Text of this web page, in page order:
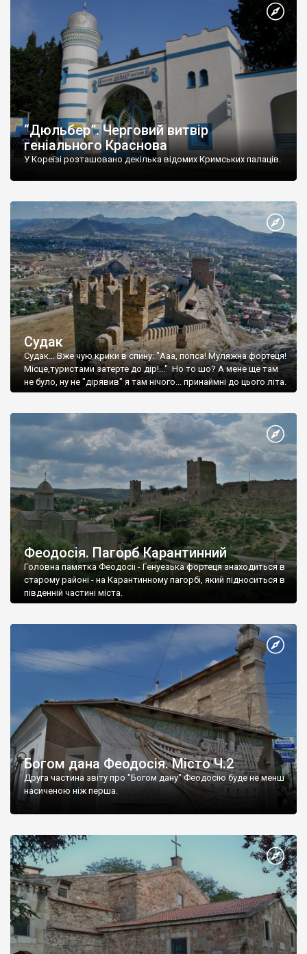
“Дюльбер”. Черговий витвір
геніального Краснова
У Кореїзі розташовано декілька відомих Кримських палаців.
Судак
Судак... Вже чую крики в спину: "Ааа, попса! Муляжна фортеця!
Місце,туристами затерте до дір!..." Но то шо? А мене ще там
не було, ну не "дірявив" я там нічого... принаймні до цього літа.
Феодосія. Пагорб Карантинний
Головна памятка Феодосії - Генуезька фортеця знаходиться в
старому районі - на Карантинному пагорбі, який підноситься в
південній частині міста.
Богом дана Феодосія. Місто Ч.2
Друга частина звіту про "Богом дану" Феодосію буде не менш
насиченою ніж перша.